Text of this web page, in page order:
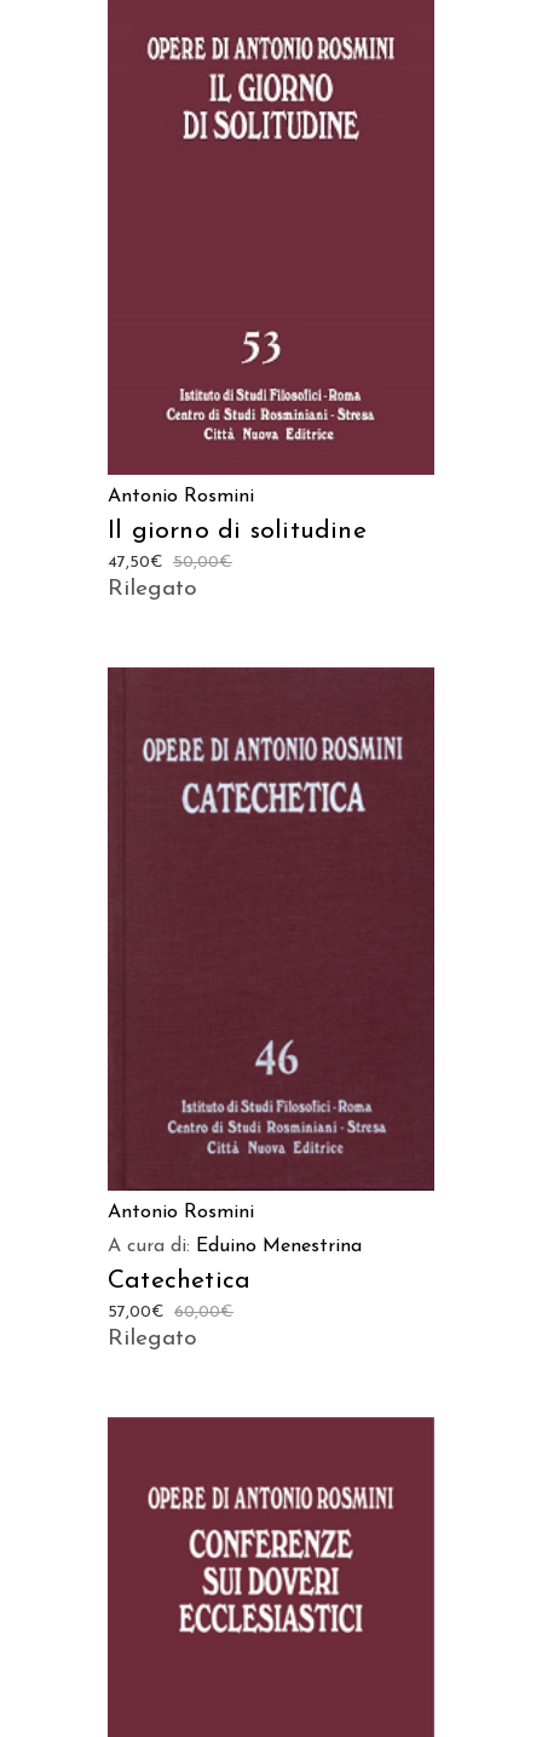
Antonio Rosmini
Il giorno di solitudine
50,00€
47,50€
Rilegato
Antonio Rosmini
A cura di: Eduino Menestrina
Catechetica
60,00€
57,00€
Rilegato